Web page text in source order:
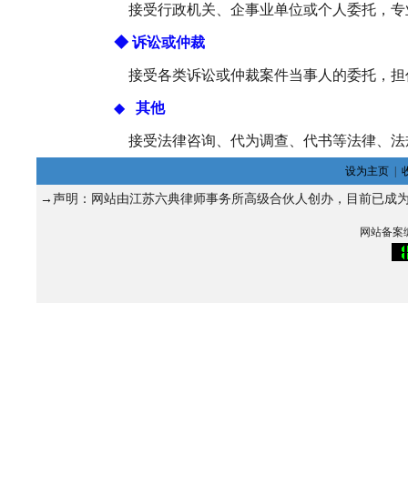
接受行政机关、企事业单位或个人委托，
◆ 诉讼或仲裁
接受各类诉讼或仲裁案件当事人的委托，
◆ 其他
接受法律咨询、代为调查、代书等法律、
设为主页
→声明：网站由江苏六典律师事务所高级合伙人创办，目前已成
网站备案